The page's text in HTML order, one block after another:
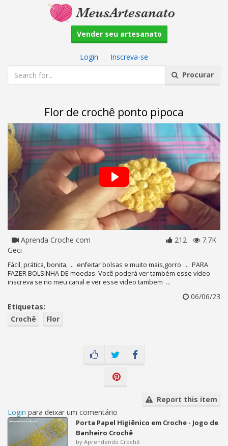
Vender seu artesanato
Login
Inscreva-se
Procurar
Flor de crochê ponto pipoca
Aprenda Croche com
Geci
212 7.7K
Fácil, prática, bonita, ... enfeitar bolsas e muito mais,gorro ... PARA
FAZER BOLSINHA DE moedas. Você poderá ver também esse vídeo
inscreva se no meu canal e ver esse video tambem ...
06/06/23
Etiquetas:
Crochê
Flor
Report this item
Login para deixar um comentário
Porta Papel Higiênico em Croche - Jogo de
Banheiro Crochê
by Aprendendo Crochê